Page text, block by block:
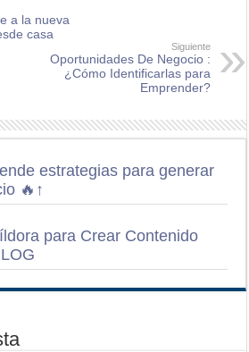
a la nueva
casa
Siguiente
Oportunidades De Negocio :
¿Cómo Identificarlas para
Emprender?
estrategias para generar
🔥↑
para Crear Contenido